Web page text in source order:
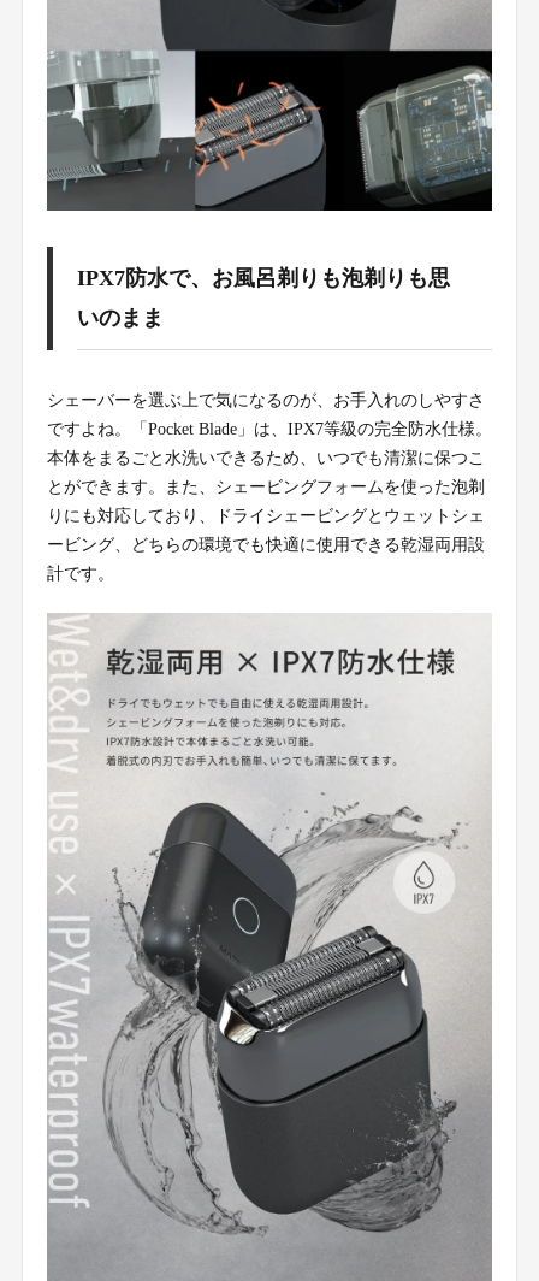
IPX7防水で、お風呂剃りも泡剃りも思
いのまま
シェーバーを選ぶ上で気になるのが、お手入れのしやすさ
ですよね。「Pocket Blade」は、IPX7等級の完全防水仕様。
本体をまるごと水洗いできるため、いつでも清潔に保つこ
とができます。また、シェービングフォームを使った泡剃
りにも対応しており、ドライシェービングとウェットシェ
ービング、どちらの環境でも快適に使用できる乾湿両用設
計です。